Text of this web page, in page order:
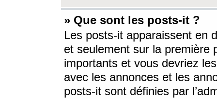
» Que sont les posts-it ?
Les posts-it apparaissent en
et seulement sur la première
importants et vous devriez
avec les annonces et les
posts-it sont définies par